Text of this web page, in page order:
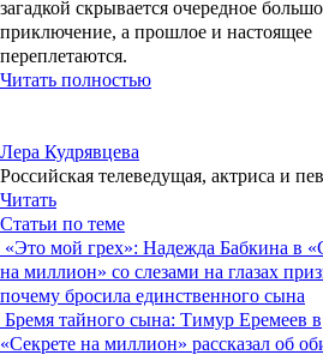
загадкой скрывается очередное
приключение, а прошлое и настоящее
переплетаются.
Читать полностью
Лера Кудрявцева
Российская телеведущая, актриса и
Читать
Статьи по теме
«Это мой грех»: Надежда Бабкина в
на миллион» со слезами на глазах
почему бросила единственного сына
Бремя тайного сына: Тимур Еремеев в
«Секрете на миллион» рассказал об